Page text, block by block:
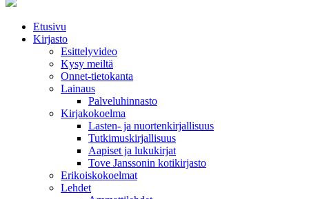
Etusivu
Kirjasto
Esittelyvideo
Kysy meiltä
Onnet-tietokanta
Lainaus
Palveluhinnasto
Kirjakokoelma
Lasten- ja nuortenkirjallisuus
Tutkimuskirjallisuus
Aapiset ja lukukirjat
Tove Janssonin kotikirjasto
Erikoiskokoelmat
Lehdet